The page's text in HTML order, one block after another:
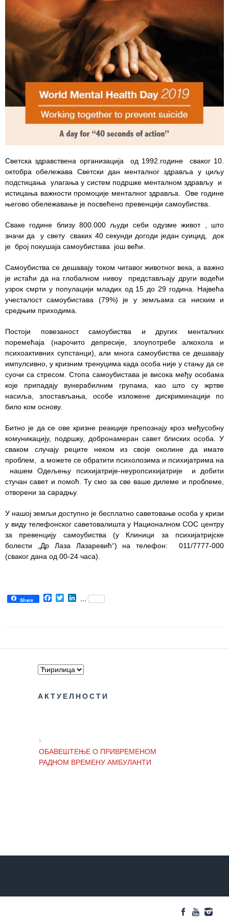
Светска здравствена организација од 1992.године сваког 10.
октобра обележава Светски дан менталног здравља у циљу
подстицања улагања у систем подршке менталном здрављу и
истицања важности промоције менталног здравља. Ове године
његово обележавање је посвећено превенцији самоубиства.
Сваке године близу 800.000 људи себи одузме живот , што
значи да у свету сваких 40 секунди догоди један суицид, док
је број покушаја самоубистава још већи.
Самоубиства се дешавају током читавог животног века, а важно
је истаћи да на глобалном нивоу представљају други водећи
узрок смрти у популацији младих од 15 до 29 година. Највећа
учесталост самоубистава (79%) је у земљама са ниским и
средњим приходима.
Постоји повезаност самоубиства и других менталних
поремећаја (нарочито депресије, злоупотребе алкохола и
психоактивних супстанци), али многа самоубиства се дешавају
импулсивно, у кризним тренуцима када особа није у стању да се
суочи са стресом. Стопа самоубистава је висока међу особама
које припадају вунерабилним групама, као што су жртве
насиља, злостављања, особе изложене дискриминацији по
било ком основу.
Битно је да се ове кризне реакције препознају кроз међусобну
комуникацију, подршку, добронамеран савет блиских особа. У
сваком случају реците неком из своје околине да имате
проблем, а можете се обратити психолозима и психијатрима на
нашем Одељењу психијатрије-неуропсихијатрије и добити
стучан савет и помоћ. Ту смо за све ваше дилеме и проблеме,
отворени за сарадњу.
У нашој земљи доступно је бесплатно саветовање особа у кризи
у виду телефонског саветовалишта у Националном СОС центру
за превенцију самоубиства (у Клиници за психијатријске
болести „Др Лаза Лазаревић“) на телефон: 011/7777-000
(сваког дана од 00-24 часа).
Share Facebook
TwitterLinkedIn
...
АКТУЕЛНОСТИ
ОБАВЕШТЕЊЕ О ПРИВРЕМЕНОМ
РАДНОМ ВРЕМЕНУ АМБУЛАНТИ
Служба
стоматолошке
здравствене
заштите
Служба за
специјалистичко
консултативну
делатност
Служба за
унапређење
и очување
здравља
Служба за
медицинску
дијагностику
Стационар
Служба
медицине са
информатиком
Служба за
правне,
финансијске,
техничке и
друге сличне
послове
Информатор
Финансије
набавке
Квалитет
здравствене
заштите
Документа
ДОКУМЕНТА
ЗА
ЗАПОСЛЕНЕ
ОГЛАСИ И
Конкурси
ЗАКАЗИВАЊЕ
ПРЕГЛЕДА
запослених